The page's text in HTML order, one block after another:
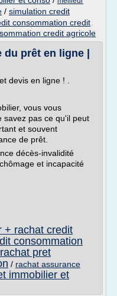
/ simulation credit
consommation credit
credit agricole
prêt en ligne |
devis en ligne ! .
vous vous
savez pas ce qu'il peut
et souvent
de prêt.
décès-invalidité
et incapacité
+ rachat credit
consommation
pret
/ rachat assurance
immobilier et